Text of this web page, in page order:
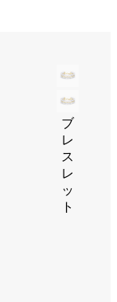
ブ
レ
ス
レ
ッ
ト